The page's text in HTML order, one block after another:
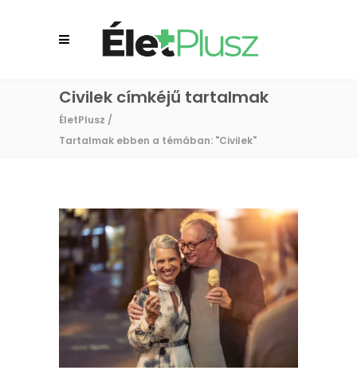
Civilek címkéjű tartalmak
ÉletPlusz /
Tartalmak ebben a témában: "Civilek"